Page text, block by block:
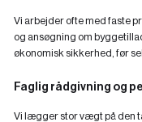
Vi arbejder ofte med faste
og ansøgning om
økonomisk sikkerhed, før
Faglig rådgivning og
Vi lægger stor vægt på den